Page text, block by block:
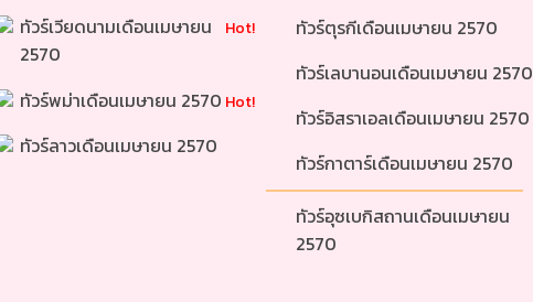
ทัวร์เวียดนามเดือนเมษายน
2570
Hot!
ทัวร์พม่าเดือนเมษายน 2570 Hot!
ทัวร์ลาวเดือนเมษายน 2570
ทัวร์ตุรกีเดือนเมษายน 2570
ทัวร์เลบานอนเดือนเมษายน 2570
ทัวร์อิสราเอลเดือนเมษายน 2570
ทัวร์กาตาร์เดือนเมษายน 2570
ทัวร์อุซเบกิสถานเดือนเมษายน
2570